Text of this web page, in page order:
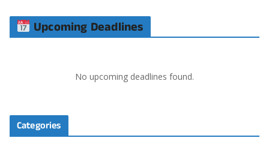
Upcoming Deadlines
No upcoming deadlines found.
Categories